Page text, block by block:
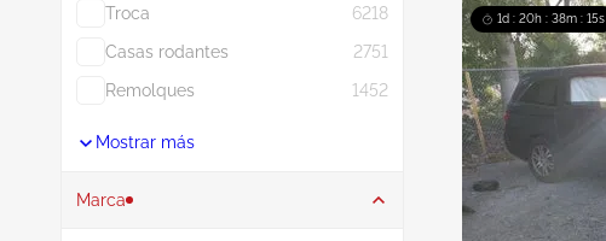
Troca
6218
Casas rodantes
2751
Remolques
1452
Mostrar más
Marca
1d : 20h : 38m : 14s